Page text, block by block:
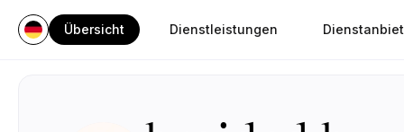
Übersicht Dienstleistungen